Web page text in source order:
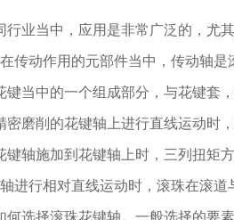
业当中，应用是非常广泛的，尤
传动作用的元部件当中，传动轴是
当中的一个组成部分，与花键套，
磨削的花键轴上进行直线运动时
轴施加到花键轴上时，三列扭矩
进行相对直线运动时，滚珠在滚道
选择滚珠花键轴。一般选择的要